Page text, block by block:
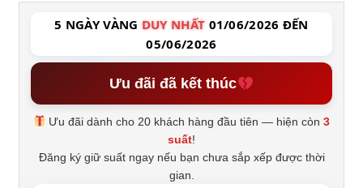
5 NGÀY VÀNG DUY NHẤT 01/06/2026 ĐẾN
05/06/2026
Ưu đãi đã kết thúc
Ưu đãi dành cho 20 khách hàng đầu tiên — hiện còn3
suất!
Đăng ký giữ suất ngay nếu bạn chưa sắp xếp được thời
gian.